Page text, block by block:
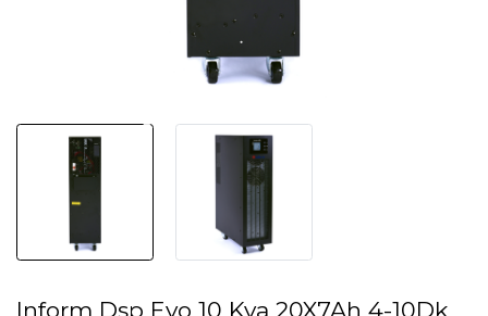
Inform Dsp Evo 10 Kva 20X7Ah 4-10Dk